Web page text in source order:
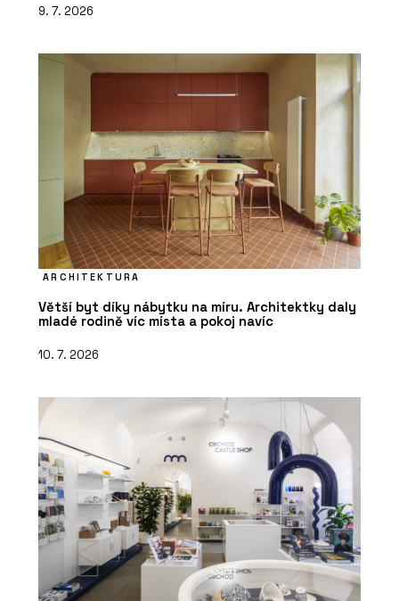
9. 7. 2026
ARCHITEKTURA
Větší byt díky nábytku na míru. Architektky daly
mladé rodině víc místa a pokoj navíc
10. 7. 2026